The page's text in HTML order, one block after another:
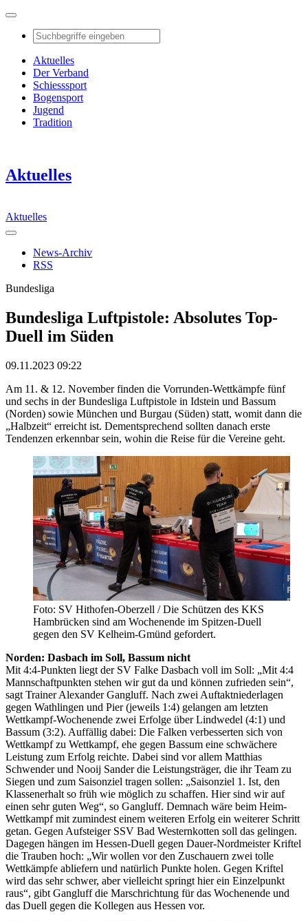
Aktuelles
Der Verband
Schiesssport
Bogensport
Jugend
Tradition
Aktuelles
Aktuelles
News-Archiv
RSS
Bundesliga
Bundesliga Luftpistole: Absolutes Top-
Duell im Süden
09.11.2023 09:22
Am 11. & 12. November finden die Vorrunden-Wettkämpfe fünf
und sechs in der Bundesliga Luftpistole in Idstein und Bassum
(Norden) sowie München und Burgau (Süden) statt, womit dann die
„Halbzeit“ erreicht ist. Dementsprechend sollten danach erste
Tendenzen erkennbar sein, wohin die Reise für die Vereine geht.
Foto: SV Hithofen-Oberzell / Die Schützen des KKS
Hambrücken sind am Wochenende im Spitzen-Duell
gegen den SV Kelheim-Gmünd gefordert.
Norden: Dasbach im Soll, Bassum nicht
Mit 4:4-Punkten liegt der SV Falke Dasbach voll im Soll: „Mit 4:4
Mannschaftpunkten stehen wir gut da und können zufrieden sein“,
sagt Trainer Alexander Gangluff. Nach zwei Auftaktniederlagen
gegen Wathlingen und Pier (jeweils 1:4) gelangen am letzten
Wettkampf-Wochenende zwei Erfolge über Lindwedel (4:1) und
Bassum (3:2). Auffällig dabei: Die Falken verbesserten sich von
Wettkampf zu Wettkampf, ehe gegen Bassum eine schwächere
Leistung zum Erfolg reichte. Dabei sind vor allem Matthias
Schwender und Nooij Sander die Leistungsträger, die ihr Team zu
Siegen und zum Saisonziel tragen sollen: „Saisonziel 1. Ist, den
Klassenerhalt so früh wie möglich zu schaffen. Hier sind wir auf
einen sehr guten Weg“, so Gangluff. Demnach wäre beim Heim-
Wettkampf mit zumindest einem weiteren Erfolg ein weiterer Schritt
getan. Gegen Aufsteiger SSV Bad Westernkotten soll das gelingen.
Dagegen hängen im Hessen-Duell gegen Dauer-Nordmeister Kriftel
die Trauben hoch: „Wir wollen vor den Zuschauern zwei tolle
Wettkämpfe abliefern und natürlich Punkte holen. Gegen Kriftel
wird das sehr schwer, aber vielleicht springt hier ein Einzelpunkt
raus“, gibt Gangluff die Marschrichtung für das Wochenende und
das Duell gegen die Kollegen aus Hessen vor.